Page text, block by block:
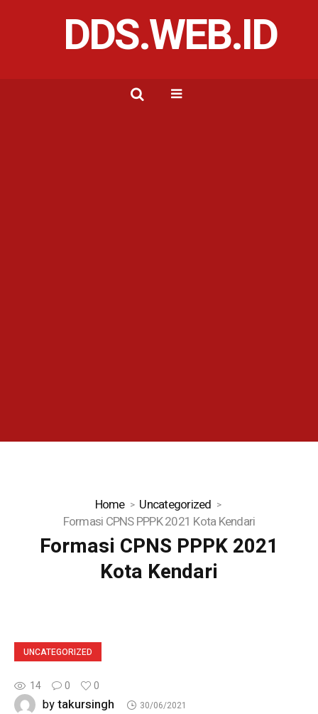
DDS.WEB.ID
Home
Uncategorized
Formasi CPNS PPPK 2021 Kota Kendari
Formasi CPNS PPPK 2021
Kota Kendari
UNCATEGORIZED
14 0 0
bytakursingh 30/06/2021